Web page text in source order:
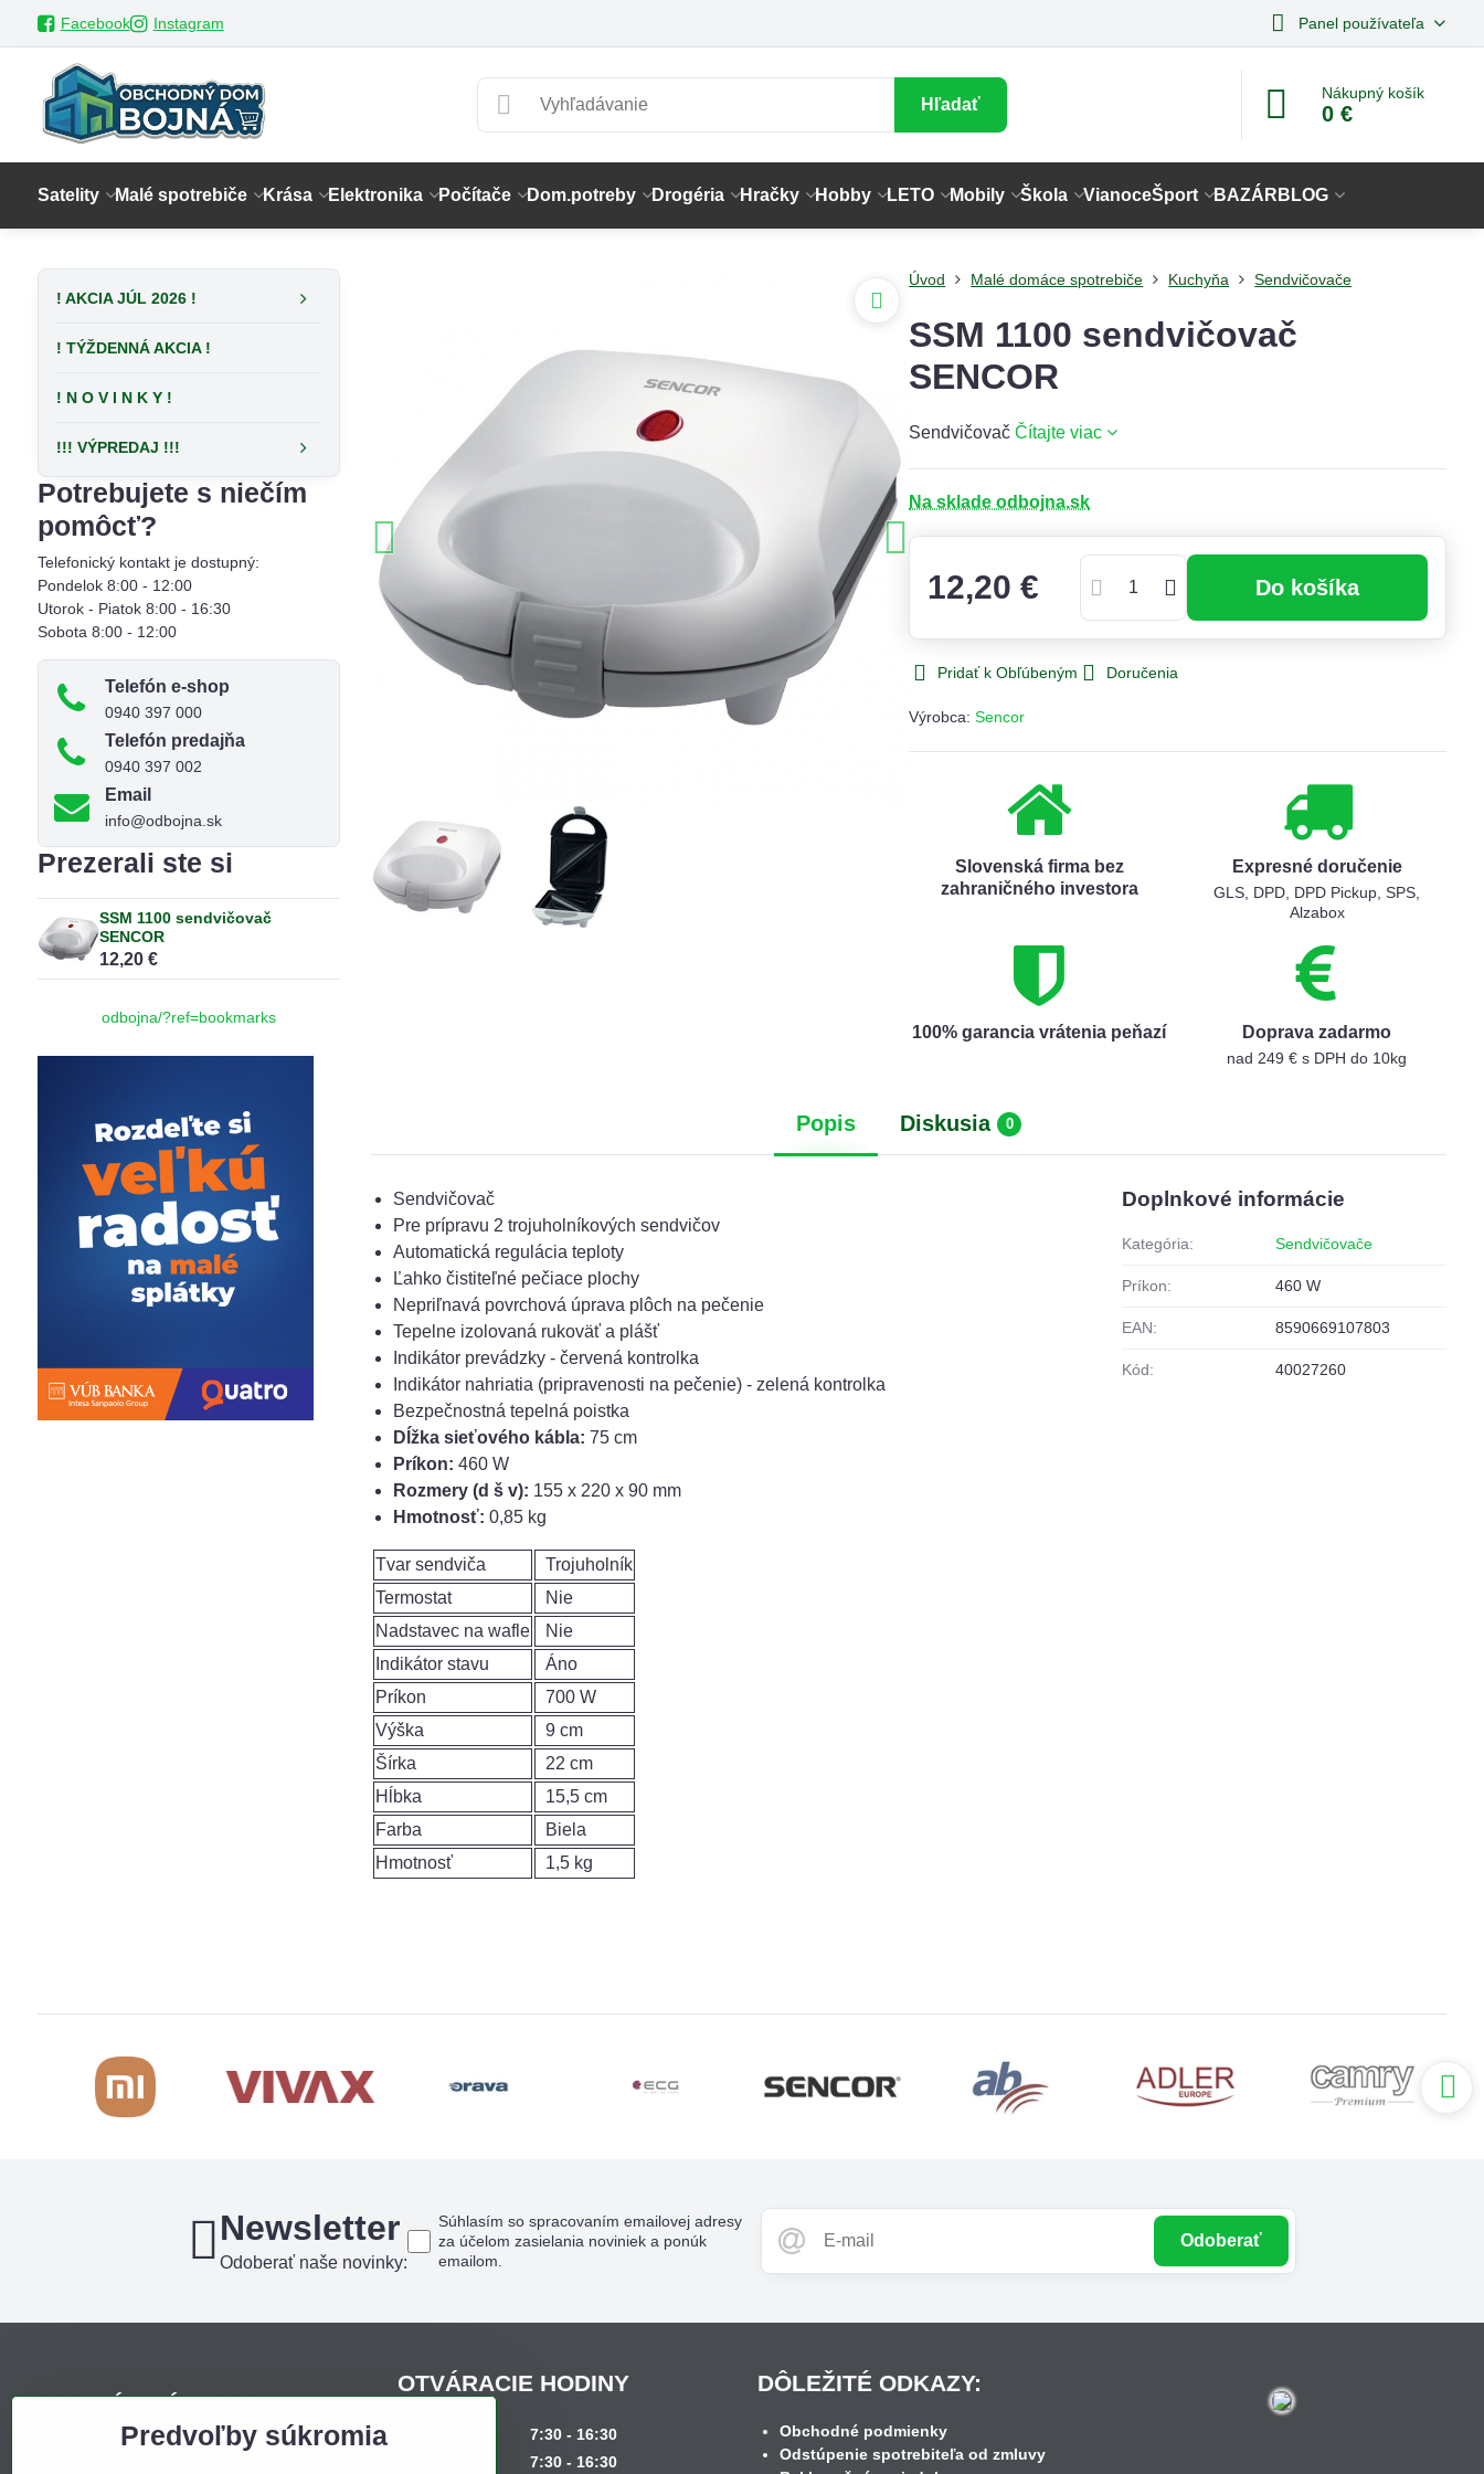
Facebook Instagram Panel používateľa
Hľadať
Nákupný košík
0 €
Satelity Malé spotrebiče Krása Elektronika Počítače Dom.potreby Drogéria Hračky Hobby LETO Mobily Škola VianoceŠport BAZÁR BLOG
Úvod Malé domáce spotrebiče Kuchyňa Sendvičovače
SSM 1100 sendvičovač
SENCOR
SendvičovačČítajte viac
Na sklade odbojna.sk
12,20 € Do košíka
Pridať k Obľúbeným Doručenia
Výrobca:Sencor
Slovenská firma bez
zahraničného investora
Expresné doručenie
GLS, DPD, DPD Pickup, SPS,
Alzabox
100% garancia vrátenia peňazí Doprava zadarmo
nad 249 € s DPH do 10kg
Popis Diskusia 0
Sendvičovač
Pre prípravu 2 trojuholníkových sendvičov
Automatická regulácia teploty
Ľahko čistiteľné pečiace plochy
Nepriľnavá povrchová úprava plôch na pečenie
Tepelne izolovaná rukoväť a plášť
Indikátor prevádzky - červená kontrolka
Indikátor nahriatia (pripravenosti na pečenie) - zelená kontrolka
Bezpečnostná tepelná poistka
Dĺžka sieťového kábla: 75 cm
Príkon: 460 W
Rozmery (d š v): 155 x 220 x 90 mm
Hmotnosť: 0,85 kg
Tvar sendviča
Trojuholník
Termostat
Nie
Nadstavec na wafle
Nie
Indikátor stavu
Áno
Príkon
700 W
Výška
9 cm
Šírka
22 cm
Hĺbka
15,5 cm
Farba
Biela
Hmotnosť
1,5 kg
Doplnkové informácie
Kategória: Sendvičovače
Príkon: 460 W
EAN: 8590669107803
Kód: 40027260
! AKCIA JÚL 2026 !
! TÝŽDENNÁ AKCIA !
! N O V I N K Y !
!!! VÝPREDAJ !!!
Potrebujete s niečím
pomôcť?
Telefonický kontakt je dostupný:
Pondelok 8:00 - 12:00
Utorok - Piatok 8:00 - 16:30
Sobota 8:00 - 12:00
Telefón e-shop
0940 397 000
Telefón predajňa
0940 397 002
Email
info@odbojna.sk
Prezerali ste si
SSM 1100 sendvičovač
SENCOR
12,20 €
odbojna/?ref=bookmarks
Newsletter
Odoberať naše novinky:
Odoberať
Súhlasím so spracovaním emailovej adresy
za účelom zasielania noviniek a ponúk
emailom.
KDE NÁS NÁJDETE
Sídlo firmy, korešpondenčná adresa,
OTVÁRACIE HODINY
7:30 - 16:30
7:30 - 16:30
DÔLEŽITÉ ODKAZY:
Obchodné podmienky
Odstúpenie spotrebiteľa od zmluvy
Predvoľby súkromia